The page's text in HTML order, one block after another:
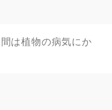
は植物の病気にか